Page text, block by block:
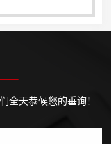
肥生产的必备
不同生产需
连续作业，
全天恭候您的垂询！